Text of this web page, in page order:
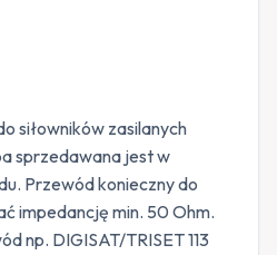
siłowników zasilanych
sprzedawana jest w
Przewód konieczny do
impedancję min. 50 Ohm.
np. DIGISAT/TRISET 113